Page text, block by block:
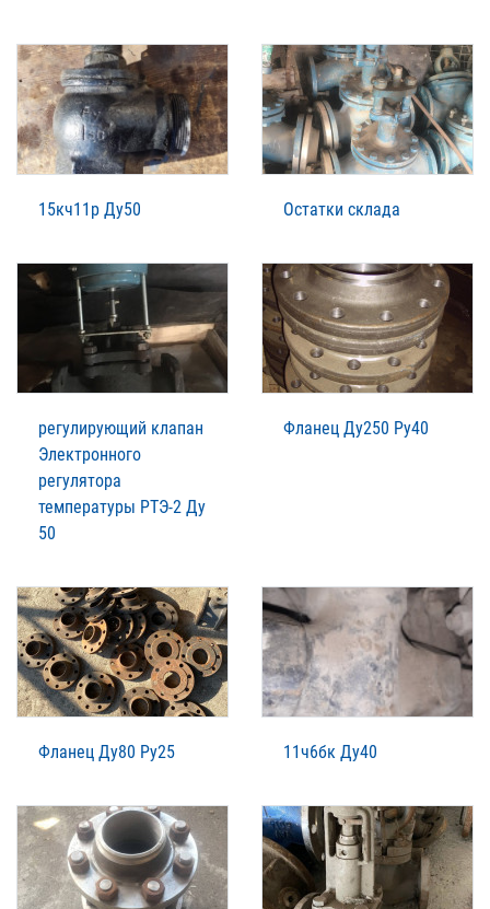
15кч11р Ду50 Остатки склада
регулирующий клапан
Электронного
регулятора
температуры РТЭ-2 Ду
50
Фланец Ду250 Ру40
Фланец Ду80 Ру25 11ч6бк Ду40